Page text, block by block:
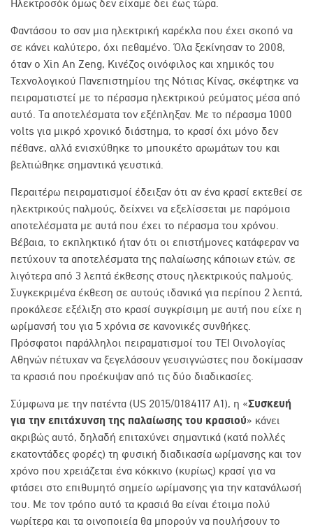
Ηλεκτροσόκ όμως δεν είχαμε δει έως τώρα.
Φαντάσου το σαν μια ηλεκτρική καρέκλα που έχει σκοπό να
σε κάνει καλύτερο, όχι πεθαμένο. Όλα ξεκίνησαν το 2008,
όταν ο Xin An Zeng, Κινέζος οινόφιλος και χημικός του
Τεχνολογικού Πανεπιστημίου της Νότιας Κίνας, σκέφτηκε να
πειραματιστεί με το πέρασμα ηλεκτρικού ρεύματος μέσα από
αυτό. Τα αποτελέσματα τον εξέπληξαν. Με το πέρασμα 1000
volts για μικρό χρονικό διάστημα, το κρασί όχι μόνο δεν
πέθανε, αλλά ενισχύθηκε το μπουκέτο αρωμάτων του και
βελτιώθηκε σημαντικά γευστικά.
Περαιτέρω πειραματισμοί έδειξαν ότι αν ένα κρασί εκτεθεί σε
ηλεκτρικούς παλμούς, δείχνει να εξελίσσεται με παρόμοια
αποτελέσματα με αυτά που έχει το πέρασμα του χρόνου.
Βέβαια, το εκπληκτικό ήταν ότι οι επιστήμονες κατάφεραν να
πετύχουν τα αποτελέσματα της παλαίωσης κάποιων ετών, σε
λιγότερα από 3 λεπτά έκθεσης στους ηλεκτρικούς παλμούς.
Συγκεκριμένα έκθεση σε αυτούς ιδανικά για περίπου 2 λεπτά,
προκάλεσε εξέλιξη στο κρασί συγκρίσιμη με αυτή που είχε η
ωρίμανσή του για 5 χρόνια σε κανονικές συνθήκες.
Πρόσφατοι παράλληλοι πειραματισμοί του ΤΕΙ Οινολογίας
Αθηνών πέτυχαν να ξεγελάσουν γευσιγνώστες που δοκίμασαν
τα κρασιά που προέκυψαν από τις δύο διαδικασίες.
Σύμφωνα με την πατέντα (US 2015/0184117 A1), η «Συσκευή
για την επιτάχυνση της παλαίωσης του κρασιού» κάνει
ακριβώς αυτό, δηλαδή επιταχύνει σημαντικά (κατά πολλές
εκατοντάδες φορές) τη φυσική διαδικασία ωρίμανσης και τον
χρόνο που χρειάζεται ένα κόκκινο (κυρίως) κρασί για να
φτάσει στο επιθυμητό σημείο ωρίμανσης για την κατανάλωσή
του. Με τον τρόπο αυτό τα κρασιά θα είναι έτοιμα πολύ
νωρίτερα και τα οινοποιεία θα μπορούν να πουλήσουν το